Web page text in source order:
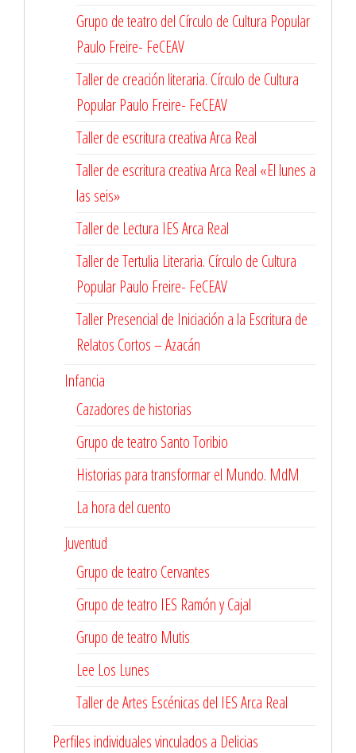
Grupo de teatro del Círculo de Cultura Popular
Paulo Freire- FeCEAV
Taller de creación literaria. Círculo de Cultura
Popular Paulo Freire- FeCEAV
Taller de escritura creativa Arca Real
Taller de escritura creativa Arca Real «El lunes a
las seis»
Taller de Lectura IES Arca Real
Taller de Tertulia Literaria. Círculo de Cultura
Popular Paulo Freire- FeCEAV
Taller Presencial de Iniciación a la Escritura de
Relatos Cortos – Azacán
Infancia
Cazadores de historias
Grupo de teatro Santo Toribio
Historias para transformar el Mundo. MdM
La hora del cuento
Juventud
Grupo de teatro Cervantes
Grupo de teatro IES Ramón y Cajal
Grupo de teatro Mutis
Lee Los Lunes
Taller de Artes Escénicas del IES Arca Real
Perfiles individuales vinculados a Delicias